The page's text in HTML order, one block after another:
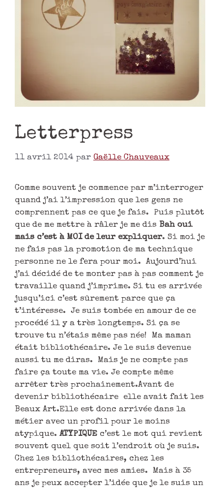
Letterpress
11 avril 2014 par Gaëlle Chauveaux
Comme souvent je commence par m’interroger
quand j’ai l’impression que les gens ne
comprennent pas ce que je fais. Puis plutôt
que de me mettre à râler je me dis Bah oui
mais c’est à MOI de leur expliquer. Si moi je
ne fais pas la promotion de ma technique
personne ne le fera pour moi. Aujourd’hui
j’ai décidé de te monter pas à pas comment je
travaille quand j’imprime. Si tu es arrivée
jusqu’ici c’est sûrement parce que ça
t’intéresse. Je suis tombée en amour de ce
procédé il y a très longtemps. Si ça se
trouve tu n’étais même pas née! Ma maman
était bibliothécaire. Je le suis devenue
aussi tu me diras. Mais je ne compte pas
faire ça toute ma vie. Je compte même
arrêter très prochainement.Avant de
devenir bibliothécaire elle avait fait les
Beaux Art.Elle est donc arrivée dans la
métier avec un profil pour le moins
atypique. ATYPIQUE c’est le mot qui revient
souvent quel que soit l’endroit où je suis.
Chez les bibliothécaires, chez les
entrepreneurs, avec mes amies. Mais à 35
ans je peux accepter l’idée que je le suis un